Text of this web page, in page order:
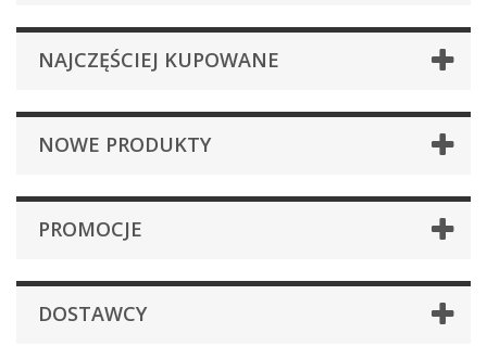
NAJCZĘŚCIEJ KUPOWANE
NOWE PRODUKTY
PROMOCJE
DOSTAWCY